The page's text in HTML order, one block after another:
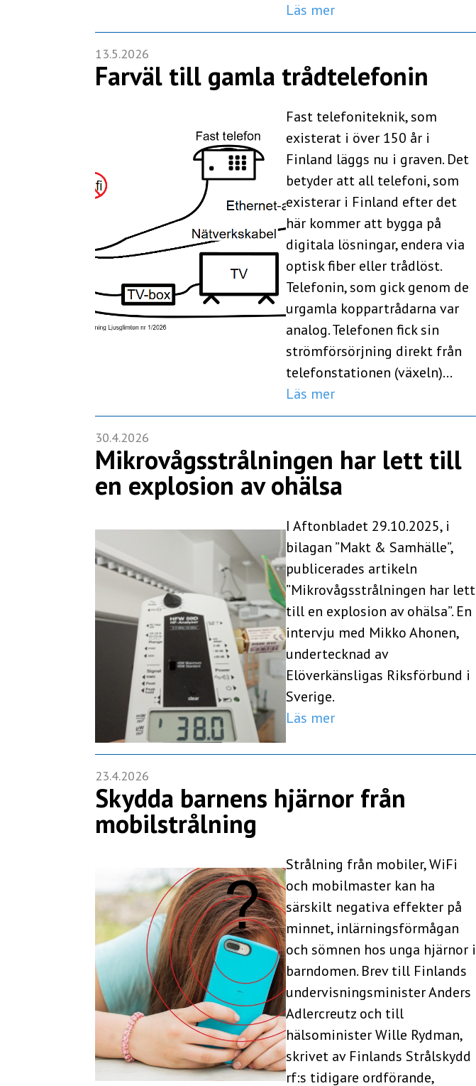
Läs mer
13.5.2026
Farväl till gamla trådtelefonin
Fast telefoniteknik, som
existerat i över 150 år i
Finland läggs nu i graven. Det
betyder att all telefoni, som
existerar i Finland efter det
här kommer att bygga på
digitala lösningar, endera via
optisk fiber eller trådlöst.
Telefonin, som gick genom de
urgamla koppartrådarna var
analog. Telefonen fick sin
strömförsörjning direkt från
telefonstationen (växeln)…
Läs mer
30.4.2026
Mikrovågsstrålningen har lett till
en explosion av ohälsa
I Aftonbladet 29.10.2025, i
bilagan ”Makt & Samhälle”,
publicerades artikeln
”Mikrovågsstrålningen har lett
till en explosion av ohälsa”. En
intervju med Mikko Ahonen,
undertecknad av
Elöverkänsligas Riksförbund i
Sverige.
Läs mer
23.4.2026
Skydda barnens hjärnor från
mobilstrålning
Strålning från mobiler, WiFi
och mobilmaster kan ha
särskilt negativa effekter på
minnet, inlärningsförmågan
och sömnen hos unga hjärnor i
barndomen. Brev till Finlands
undervisningsminister Anders
Adlercreutz och till
hälsominister Wille Rydman,
skrivet av Finlands Strålskydd
rf:s tidigare ordförande,